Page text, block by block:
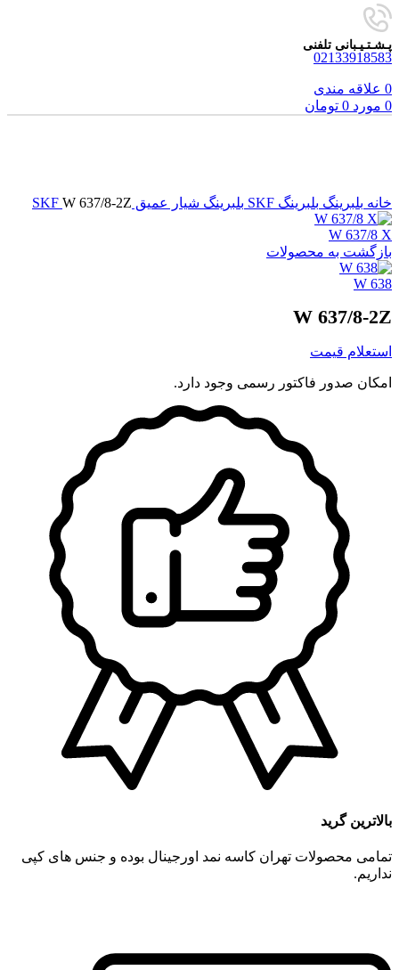
پـشـتـیـبانی تلفنی
02133918583
0 علاقه مندی
0 مورد 0 تومان
خانه بلبرینگ بلبرینگ SKF بلبرینگ شیار عمیق SKF W 637/8-2Z
W 637/8 X
بازگشت به محصولات
W 638
W 637/8-2Z
استعلام قیمت
امکان صدور فاکتور رسمی وجود دارد.
بالاترین گرید
تمامی محصولات تهران کاسه نمد اورجینال بوده و جنس های کپی
نداریم.